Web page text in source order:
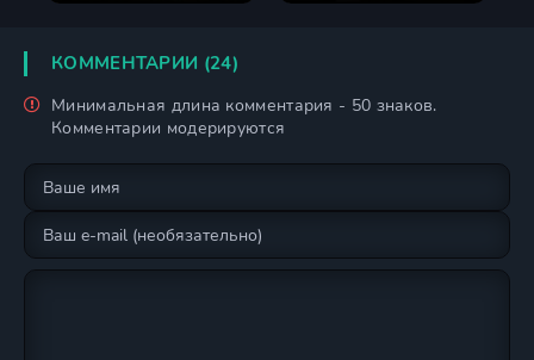
КОММЕНТАРИИ (24)
Минимальная длина комментария - 50 знаков.
Комментарии модерируются